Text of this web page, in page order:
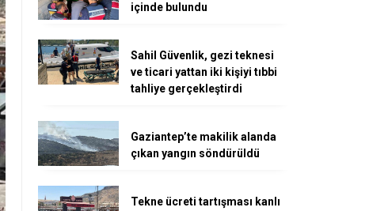
içinde bulundu
Sahil Güvenlik, gezi teknesi
ve ticari yattan iki kişiyi tıbbi
tahliye gerçekleştirdi
Gaziantep’te makilik alanda
çıkan yangın söndürüldü
Tekne ücreti tartışması kanlı